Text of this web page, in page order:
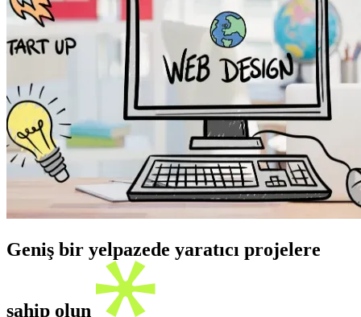
Geniş bir yelpazede yaratıcı projelere
sahip olun